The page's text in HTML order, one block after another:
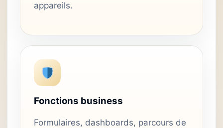
appareils.
Fonctions business
Formulaires, dashboards, parcours de